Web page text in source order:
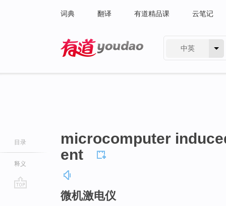
词典 翻译 有道精品课 云笔记
中英
目录
释义
microcomputer
ent
微机激电仪